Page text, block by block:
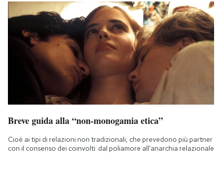
Breve guida alla “non-monogamia etica”
Cioè ai tipi di relazioni non tradizionali, che prevedono più partner
con il consenso dei coinvolti: dal poliamore all'anarchia relazionale